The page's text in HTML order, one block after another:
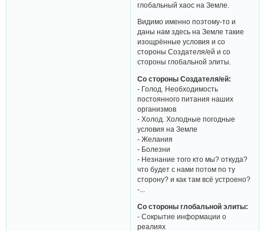
глобальный хаос на Земле.
Видимо именно поэтому-то и
даны нам здесь на Земле такие
изощрённые условия и со
стороны Создателя/ей и со
стороны глобальной элиты.
Со стороны Создателя/ей:
- Голод. Необходимость
постоянного питания наших
организмов
- Холод. Холодные погодные
условия на Земле
- Желания
- Болезни
- Незнание того кто мы? откуда?
что будет с нами потом по ту
сторону? и как там всё устроено?
-...
Со стороны глобальной элиты:
- Сокрытие информации о
реалиях